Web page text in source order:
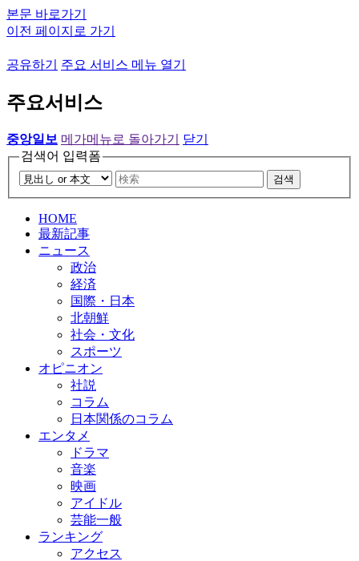
본문 바로가기
이전 페이지로 가기
공유하기 주요 서비스 메뉴 열기
주요서비스
중앙일보 메가메뉴로 돌아가기
닫기
검색어 입력폼
검색
HOME
最新記事
ニュース
政治
経済
国際・日本
北朝鮮
社会・文化
スポーツ
オピニオン
社説
コラム
日本関係のコラム
エンタメ
ドラマ
音楽
映画
アイドル
芸能一般
ランキング
アクセス